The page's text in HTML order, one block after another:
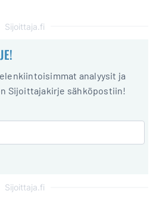
Sijoittaja.fi
analyysit ja
Sijoittajakirje sähköpostiin!
Sijoittaja.fi